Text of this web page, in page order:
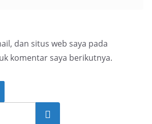
dan situs web saya pada
komentar saya berikutnya.
Cari